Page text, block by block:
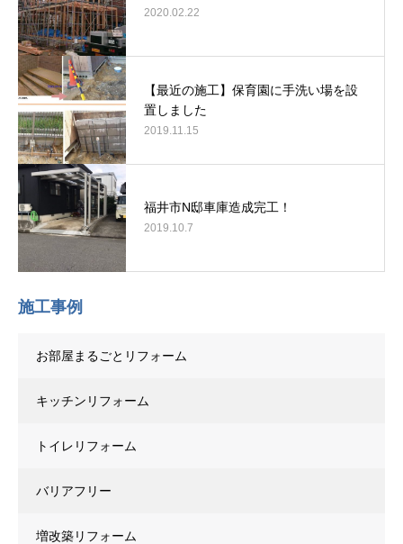
2020.02.22
【最近の施工】保育園に手洗い場を設
置しました
2019.11.15
福井市N邸車庫造成完工！
2019.10.7
施工事例
お部屋まるごとリフォーム
キッチンリフォーム
トイレリフォーム
バリアフリー
増改築リフォーム